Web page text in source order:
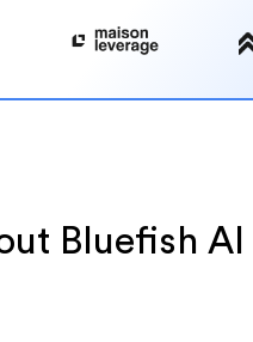
Bluefish